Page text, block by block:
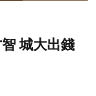
城大出錢